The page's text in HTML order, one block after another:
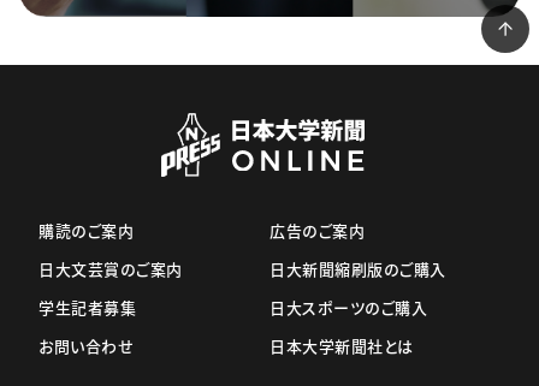
購読のご案内
日大文芸賞のご案内
学生記者募集
お問い合わせ
広告のご案内
日大新聞縮刷版のご購入
日大スポーツのご購入
日本大学新聞社とは